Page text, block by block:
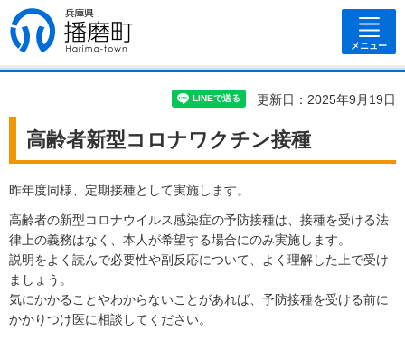
兵庫県 播磨
町
メニュー
更新日：2025年9月19日
高齢者新型コロナワクチン接種
昨年度同様、定期接種として実施します。
高齢者の新型コロナウイルス感染症の予防接種は、接種を受ける法
律上の義務はなく、本人が希望する場合にのみ実施します。
説明をよく読んで必要性や副反応について、よく理解した上で受け
ましょう。
気にかかることやわからないことがあれば、予防接種を受ける前に
かかりつけ医に相談してください。